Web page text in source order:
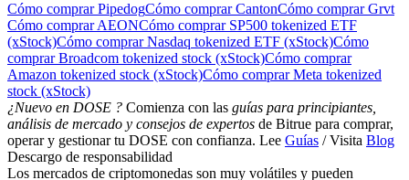
Cómo comprar PipedogCómo comprar CantonCómo comprar Grvt
Cómo comprar AEONCómo comprar SP500 tokenized ETF
(xStock)Cómo comprar Nasdaq tokenized ETF (xStock)Cómo
comprar Broadcom tokenized stock (xStock)Cómo comprar
Amazon tokenized stock (xStock)Cómo comprar Meta tokenized
stock (xStock)
¿Nuevo en DOSE ? Comienza con las guías para principiantes,
análisis de mercado y consejos de expertos de Bitrue para comprar,
operar y gestionar tu DOSE con confianza. Lee Guías / Visita Blog
Descargo de responsabilidad
Los mercados de criptomonedas son muy volátiles y pueden